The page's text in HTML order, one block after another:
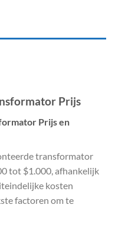
Prijs
Prijs en
transformator
tot $1.000, afhankelijk
kosten
factoren om te